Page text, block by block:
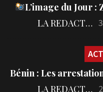
L’image du Jour :
LA REDACTION
Bénin : Les
LA REDACTION